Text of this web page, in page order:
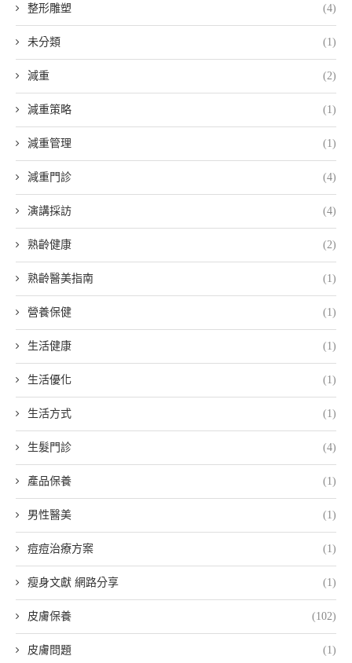
整形雕塑 (4)
未分類 (1)
減重 (2)
減重策略 (1)
減重管理 (1)
減重門診 (4)
演講採訪 (4)
熟齡健康 (2)
熟齡醫美指南 (1)
營養保健 (1)
生活健康 (1)
生活優化 (1)
生活方式 (1)
生髮門診 (4)
產品保養 (1)
男性醫美 (1)
痘痘治療方案 (1)
瘦身文獻 網路分享 (1)
皮膚保養 (102)
皮膚問題 (1)